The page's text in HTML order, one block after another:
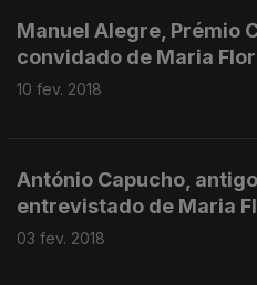
Manuel Alegre, Prémio
convidado de Maria
10 fev. 2018
António Capucho,
entrevistado de Maria
03 fev. 2018